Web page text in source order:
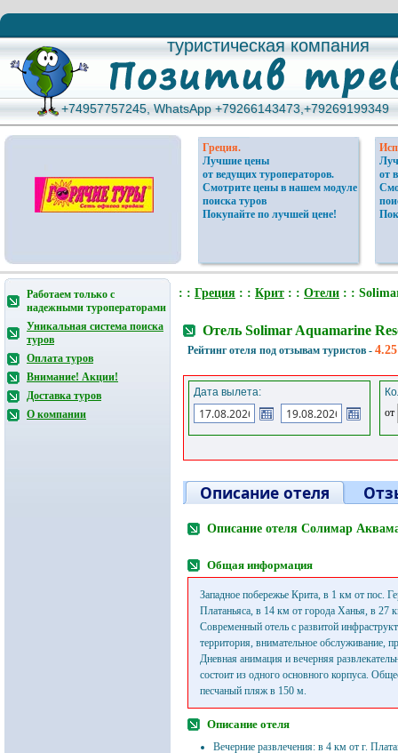
туристическая компания
туристическая компания
+74957757245, WhatsApp +79266143473,+79269199349
+74957757245, WhatsApp +79266143473,+79269199349
Греция.
Лучшие цены
от ведущих туроператоров.
Смотрите цены в нашем модуле
поиска туров
Покупайте по лучшей цене!
от
Работаем только с
надежными туроператорами
Уникальная система поиска
туров
Оплата туров
Внимание! Акции!
Доставка туров
О компании
: : Греция : : Крит : : Отели : :
Отель Solimar Aquamarine
Рейтинг отеля под отзывам туристов -
Дата вылета:
от
Описание отеля
Описание отеля Солимар
Общая информация
Западное побережье Крита, в 1 км от пос.
Платаньяса, в 14 км от города Ханья, в 27
Современный отель с развитой
территория, внимательное обслуживание,
Дневная анимация и вечерняя
состоит из одного основного корпуса.
песчаный пляж в 150 м.
Описание отеля
Вечерние развлечения: в 4 км от г.